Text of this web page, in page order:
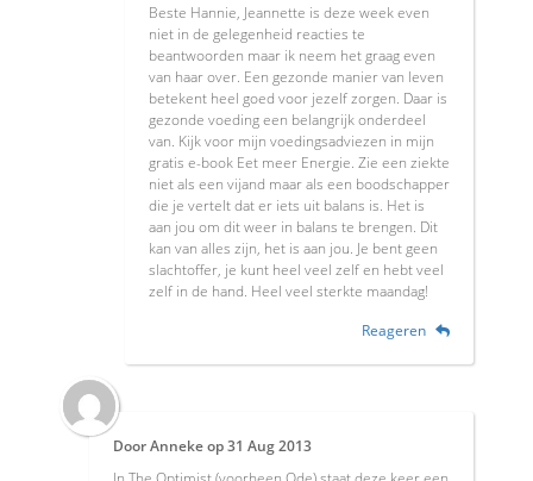
Beste Hannie, Jeannette is deze week even
niet in de gelegenheid reacties te
beantwoorden maar ik neem het graag even
van haar over. Een gezonde manier van leven
betekent heel goed voor jezelf zorgen. Daar is
gezonde voeding een belangrijk onderdeel
van. Kijk voor mijn voedingsadviezen in mijn
gratis e-book Eet meer Energie. Zie een ziekte
niet als een vijand maar als een boodschapper
die je vertelt dat er iets uit balans is. Het is
aan jou om dit weer in balans te brengen. Dit
kan van alles zijn, het is aan jou. Je bent geen
slachtoffer, je kunt heel veel zelf en hebt veel
zelf in de hand. Heel veel sterkte maandag!
Reageren
DoorAnnekeop31 Aug 2013